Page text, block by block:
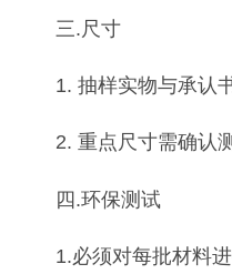
三.尺寸
1. 抽样实物与承认
2. 重点尺寸需确认
四.环保测试
1.必须对每批材料